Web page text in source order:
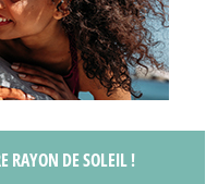
RAYON DE SOLEIL !